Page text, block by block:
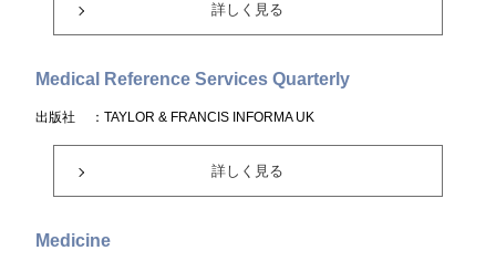
詳しく見る
Medical Reference Services Quarterly
出版社 ：TAYLOR & FRANCIS INFORMA UK
詳しく見る
Medicine